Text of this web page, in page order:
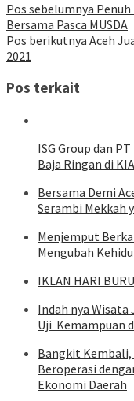
Pos sebelumnya
Bersama Pasca MUSDA
Pos berikutnya Aceh
2021
Pos terkait
ISG Group dan
Baja Ringan di
Bersama Demi
Serambi Mekkah
Menjemput
Mengubah
IKLAN HARI
Indah nya Wisata
Uji Kemampuan
Bangkit Kembali,
Beroperasi
Ekonomi Daerah